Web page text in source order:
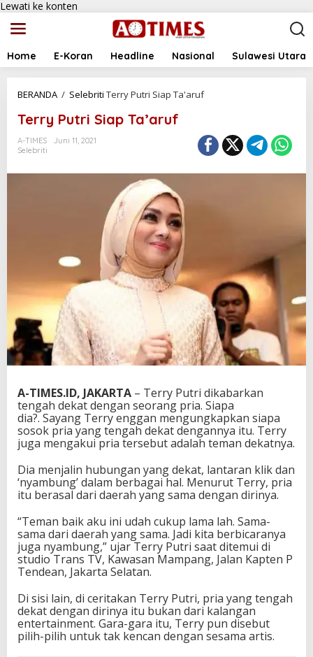
Lewati ke konten
Home E-Koran Headline Nasional Sulawesi Utara
BERANDA / Selebriti Terry Putri Siap Ta'aruf
Terry Putri Siap Ta’aruf
A-TIMES
Juni 11, 2021
Selebriti
A-TIMES.ID, JAKARTA – Terry Putri dikabarkan
tengah dekat dengan seorang pria. Siapa
dia?. Sayang Terry enggan mengungkapkan siapa
sosok pria yang tengah dekat dengannya itu. Terry
juga mengakui pria tersebut adalah teman dekatnya.
Dia menjalin hubungan yang dekat, lantaran klik dan
‘nyambung’ dalam berbagai hal. Menurut Terry, pria
itu berasal dari daerah yang sama dengan dirinya.
“Teman baik aku ini udah cukup lama lah. Sama-
sama dari daerah yang sama. Jadi kita berbicaranya
juga nyambung,” ujar Terry Putri saat ditemui di
studio Trans TV, Kawasan Mampang, Jalan Kapten P
Tendean, Jakarta Selatan.
Di sisi lain, di ceritakan Terry Putri, pria yang tengah
dekat dengan dirinya itu bukan dari kalangan
entertainment. Gara-gara itu, Terry pun disebut
pilih-pilih untuk tak kencan dengan sesama artis.